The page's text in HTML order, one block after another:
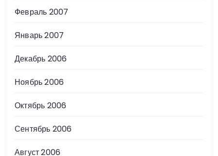
Февраль 2007
Январь 2007
Декабрь 2006
Ноябрь 2006
Октябрь 2006
Сентябрь 2006
Август 2006